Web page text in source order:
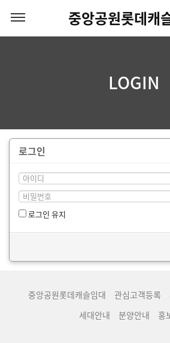
중앙공원롯데캐
LOGIN
로그인
로그인 유지
중앙공원롯데캐슬임대 관심고객등록
세대안내
분양안내 홍